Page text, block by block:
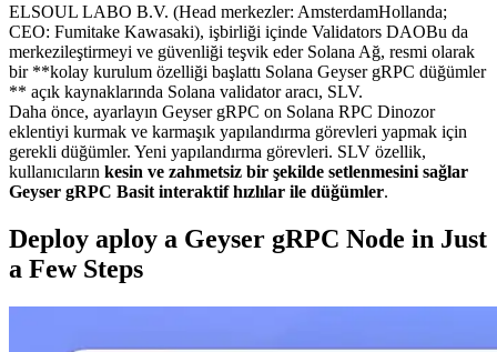
ELSOUL LABO B.V. (Head merkezler: AmsterdamHollanda;
CEO: Fumitake Kawasaki), işbirliği içinde Validators DAOBu da
merkezileştirmeyi ve güvenliği teşvik eder Solana Ağ, resmi olarak
bir **kolay kurulum özelliği başlattı Solana Geyser gRPC düğümler
** açık kaynaklarında Solana validator aracı, SLV.
Daha önce, ayarlayın Geyser gRPC on Solana RPC Dinozor
eklentiyi kurmak ve karmaşık yapılandırma görevleri yapmak için
gerekli düğümler. Yeni yapılandırma görevleri. SLV özellik,
kullanıcıların kesin ve zahmetsiz bir şekilde setlenmesini sağlar
Geyser gRPC Basit interaktif hızlılar ile düğümler.
Deploy aploy a Geyser gRPC Node in Just
a Few Steps